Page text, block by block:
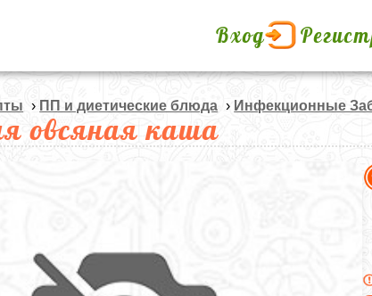
Вход
› ПП и диетические блюда › Инфекционные
овсяная каша